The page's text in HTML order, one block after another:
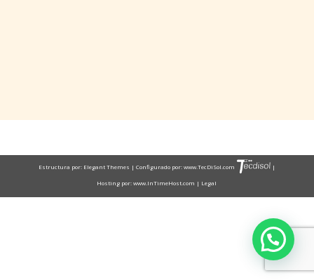
Estructura por: Elegant Themes | Configurado por:www.TecDiSol.com |
Hosting por:www.InTimeHost.com | Legal